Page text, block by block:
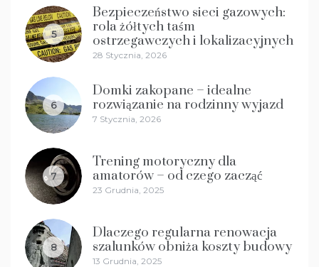
5
Bezpieczeństwo sieci gazowych:
rola żółtych taśm
ostrzegawczych i lokalizacyjnych
28 Stycznia, 2026
6
Domki zakopane – idealne
rozwiązanie na rodzinny wyjazd
7 Stycznia, 2026
7
Trening motoryczny dla
amatorów – od czego zacząć
23 Grudnia, 2025
8
Dlaczego regularna renowacja
szalunków obniża koszty budowy
13 Grudnia, 2025